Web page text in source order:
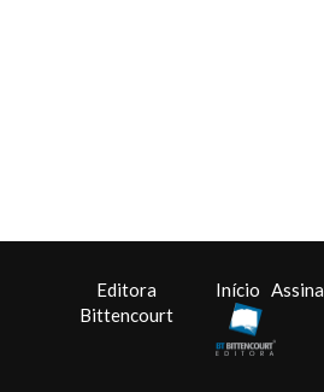
Editora
Bittencourt
Início